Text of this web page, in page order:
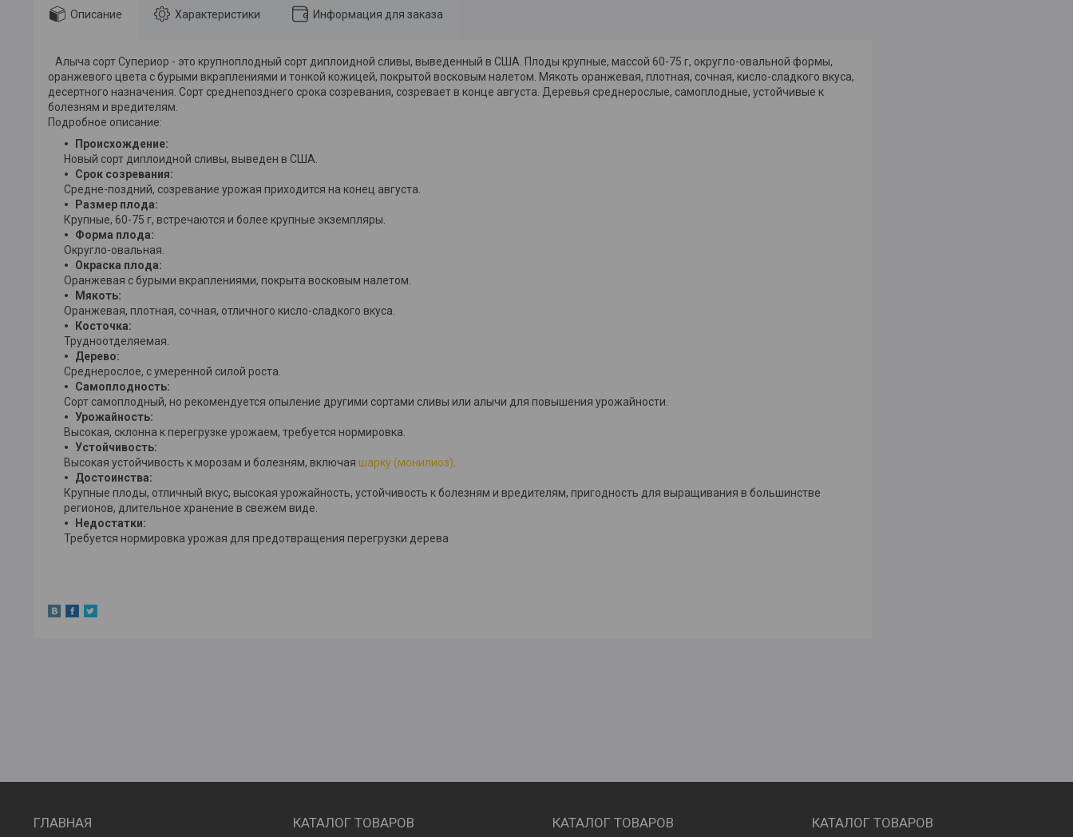
Описание Характеристики Информация для заказа
Алыча сорт Супериор - это крупноплодный сорт диплоидной сливы, выведенный в США. Плоды крупные, массой 60-75 г, округло-овальной формы,
оранжевого цвета с бурыми вкраплениями и тонкой кожицей, покрытой восковым налетом. Мякоть оранжевая, плотная, сочная, кисло-сладкого вкуса,
десертного назначения. Сорт среднепозднего срока созревания, созревает в конце августа. Деревья среднерослые, самоплодные, устойчивые к
болезням и вредителям.
Подробное описание:
Происхождение:
Новый сорт диплоидной сливы, выведен в США.
Срок созревания:
Средне-поздний, созревание урожая приходится на конец августа.
Размер плода:
Крупные, 60-75 г, встречаются и более крупные экземпляры.
Форма плода:
Округло-овальная.
Окраска плода:
Оранжевая с бурыми вкраплениями, покрыта восковым налетом.
Мякоть:
Оранжевая, плотная, сочная, отличного кисло-сладкого вкуса.
Косточка:
Трудноотделяемая.
Дерево:
Среднерослое, с умеренной силой роста.
Самоплодность:
Сорт самоплодный, но рекомендуется опыление другими сортами сливы или алычи для повышения урожайности.
Урожайность:
Высокая, склонна к перегрузке урожаем, требуется нормировка.
Устойчивость:
Высокая устойчивость к морозам и болезням, включая шарку (монилиоз)
Достоинства:
Крупные плоды, отличный вкус, высокая урожайность, устойчивость к болезням и вредителям, пригодность для выращивания в большинстве
регионов, длительное хранение в свежем виде.
Недостатки:
Требуется нормировка урожая для предотвращения перегрузки дерева
ГЛАВНАЯ КАТАЛОГ ТОВАРОВ КАТАЛОГ ТОВАРОВ КАТАЛОГ ТОВАРОВ